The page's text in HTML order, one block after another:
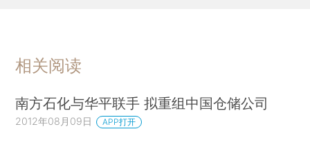
相关阅读
南方石化与华平联手 拟重组中国仓储公司
2012年08月09日 APP打开